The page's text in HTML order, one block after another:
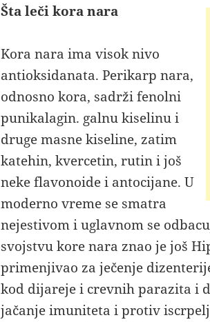
Šta leči kora nara
Kora nara ima visok nivo
antioksidanata. Perikarp nara,
odnosno kora, sadrži fenolni
punikalagin. galnu kiselinu i
druge masne kiseline, zatim
katehin, kvercetin, rutin i još
neke flavonoide i antocijane. U
moderno vreme se smatra
nejestivom i uglavnom se
svojstvu kore nara znao je još
primenjivao za ječenje
kod dijareje i crevnih parazita i
jačanje imuniteta i protiv